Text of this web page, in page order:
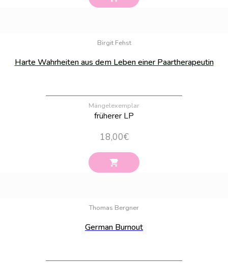
Birgit Fehst
Harte Wahrheiten aus dem Leben einer Paartherapeutin
Mängelexemplar
früherer LP
18,00€
Thomas Bergner
German Burnout